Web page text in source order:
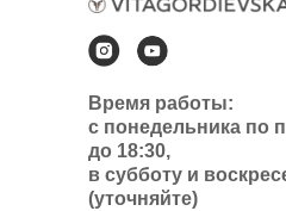
Время работы:
с понедельника по
до 18:30,
в субботу и
(уточняйте)